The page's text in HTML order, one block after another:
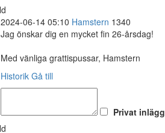
2024-06-14 05:10 Hamstern 1340
Jag önskar dig en mycket fin 26-årsdag!
Med vänliga grattispussar, Hamstern
Historik Gå till
Privat inlägg